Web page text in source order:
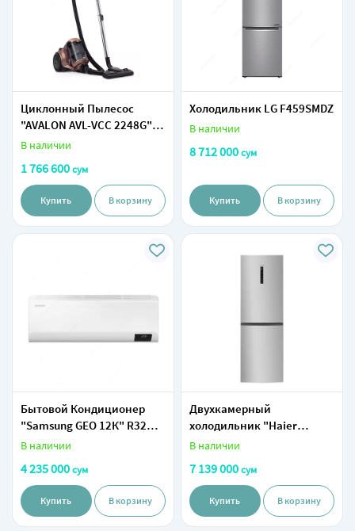
Циклонный Пылесос
"AVALON AVL-VCС 2248G"
(Золотистый)
В наличии
1 766 600сум
Купить В корзину
Холодильник LG F459SMDZ
В наличии
8 712 000сум
Купить В корзину
Бытовой Кондиционер
"Samsung GEO 12К" R32
(Белый) Inverter
В наличии
4 235 000сум
Купить В корзину
Двухкамерный
холодильник "Haier
С3F532CMSG" (Серый)
В наличии
7 139 000сум
Купить В корзину